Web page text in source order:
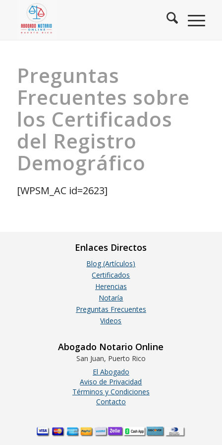
Preguntas
Frecuentes sobre
los Certificados
del Registro
Demográfico
[WPSM_AC id=2623]
Enlaces Directos
Blog (Artículos)
Certificados
Herencias
Notaría
Preguntas Frecuentes
Videos
Abogado Notario Online
San Juan, Puerto Rico
El Abogado
Aviso de Privacidad
Términos y Condiciones
Contacto